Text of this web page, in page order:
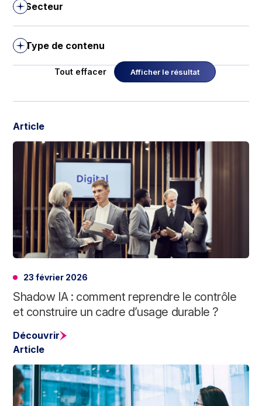
Secteur
Type de contenu
Tout effacer Afficher le résultat
Article
23 février 2026
Shadow IA : comment reprendre le contrôle
et construire un cadre d’usage durable ?
Découvrir
Article